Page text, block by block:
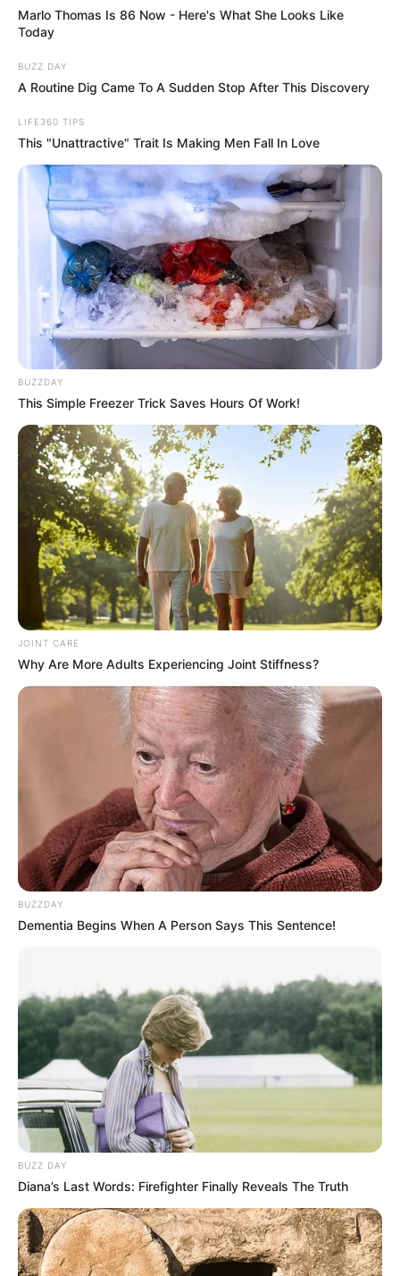
Marlo Thomas Is 86 Now - Here's What She Looks Like
Today
BUZZ DAY
A Routine Dig Came To A Sudden Stop After This Discovery
LIFE360 TIPS
This "Unattractive" Trait Is Making Men Fall In Love
BUZZDAY
This Simple Freezer Trick Saves Hours Of Work!
JOINT CARE
Why Are More Adults Experiencing Joint Stiffness?
BUZZDAY
Dementia Begins When A Person Says This Sentence!
BUZZ DAY
Diana’s Last Words: Firefighter Finally Reveals The Truth